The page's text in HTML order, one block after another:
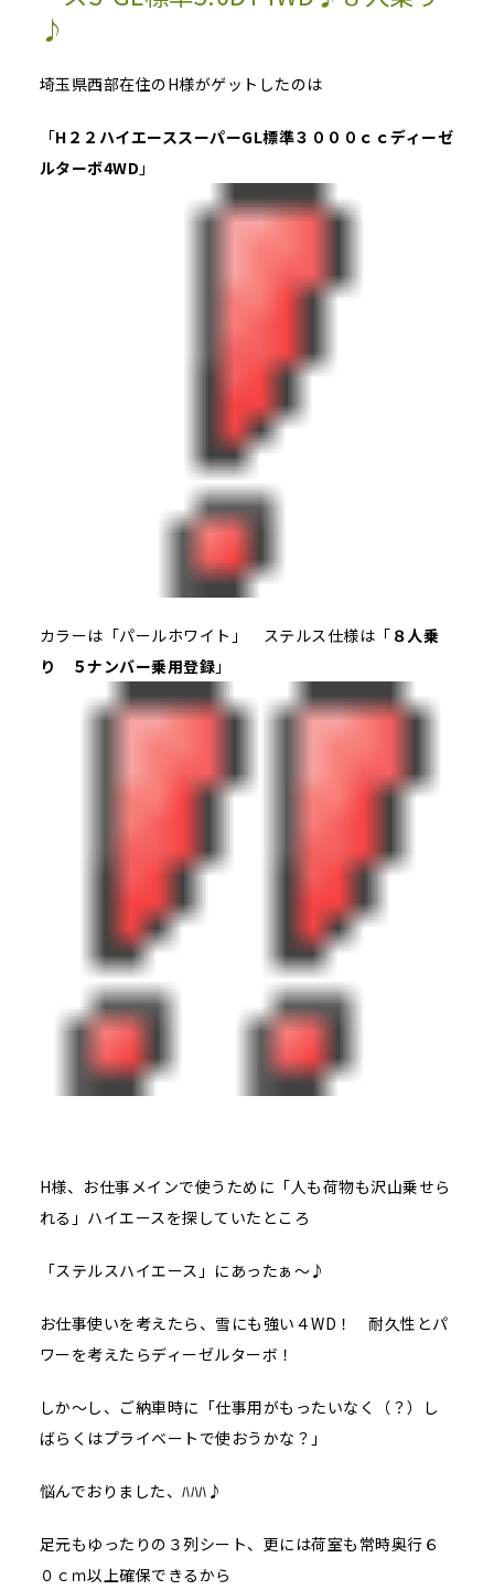
♪
埼玉県西部在住のH様がゲットしたのは
「H２２ハイエーススーパーGL標準３０００ｃｃディーゼ
ルターボ4WD 」
カラーは「パールホワイト」 ステルス仕様は「 ８人乗
り ５ナンバー乗用登録 」
H様、お仕事メインで使うために「人も荷物も沢山乗せら
れる」ハイエースを探していたところ
「ステルスハイエース」にあったぁ～♪
お仕事使いを考えたら、雪にも強い４WD！ 耐久性とパ
ワーを考えたらディーゼルターボ！
しか～し、ご納車時に「仕事用がもったいなく（？）し
ばらくはプライベートで使おうかな？」
悩んでおりました、ﾊﾊﾊ♪
足元もゆったりの３列シート、更には荷室も常時奥行６
０ｃｍ以上確保できるから